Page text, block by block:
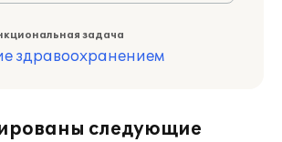
задача
здравоохранением
следующие